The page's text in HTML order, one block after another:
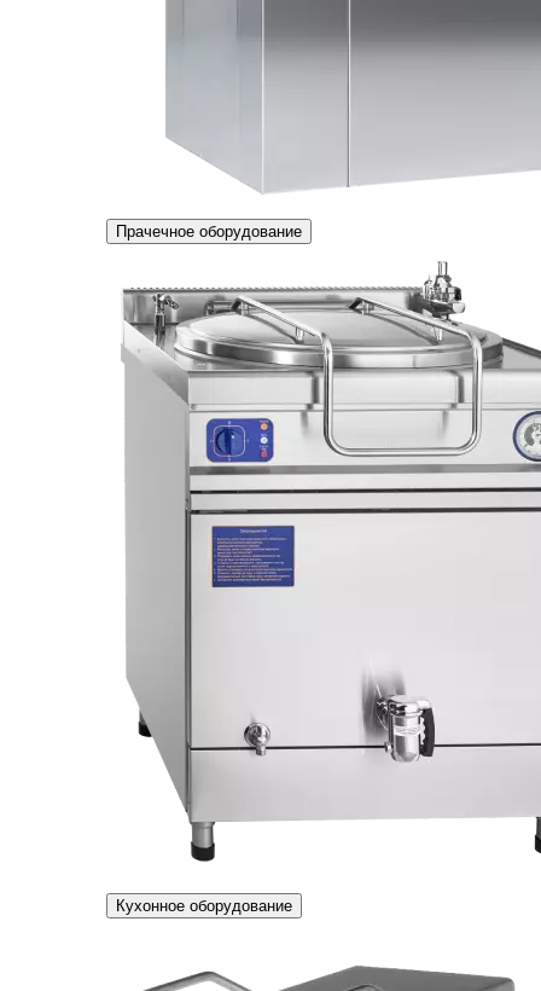
Прачечное оборудование
Кухонное оборудование